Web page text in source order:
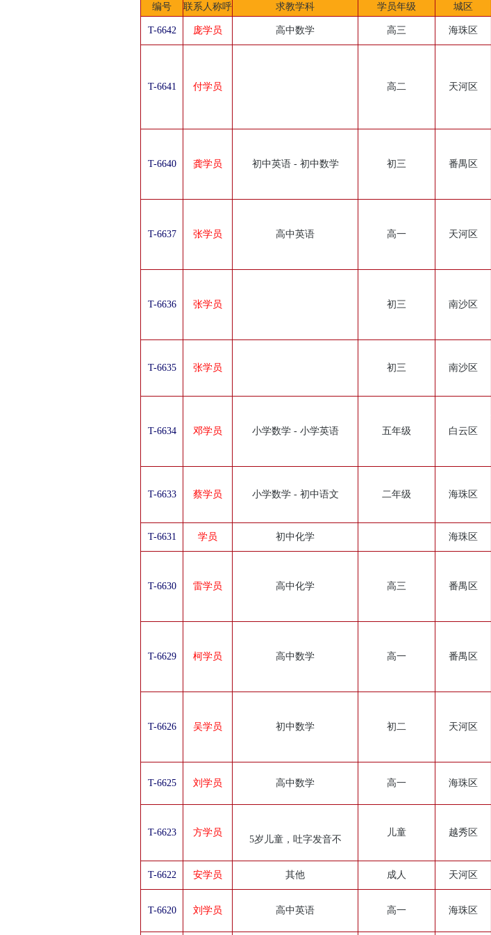
编号 联系人称呼 求教学科 学员年级 城区
T-6642 庞学员 高中数学 高三 海珠区
T-6641 付学员 高二 天河区
T-6640 龚学员 初中英语 - 初中数学 初三 番禺区
T-6637 张学员 高中英语 高一 天河区
T-6636 张学员 初三 南沙区
T-6635 张学员 初三 南沙区
T-6634 邓学员 小学数学 - 小学英语 五年级 白云区
T-6633 蔡学员 小学数学 - 初中语文 二年级 海珠区
T-6631 学员 初中化学 海珠区
T-6630 雷学员 高中化学 高三 番禺区
T-6629 柯学员 高中数学 高一 番禺区
T-6626 吴学员 初中数学 初二 天河区
T-6625 刘学员 高中数学 高一 海珠区
T-6623 方学员
5岁儿童，吐字发音不
儿童 越秀区
T-6622 安学员 其他 成人 天河区
T-6620 刘学员 高中英语 高一 海珠区